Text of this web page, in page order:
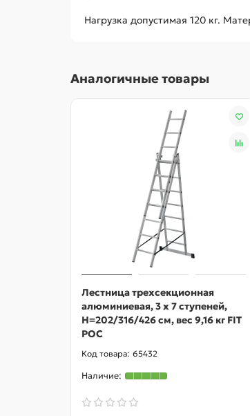
Нагрузка допустимая 120 кг.
Аналогичные товары
Лестница трехсекционная
алюминиевая, 3 х 7 ступеней,
H=202/316/426 см, вес 9,16 кг FIT
РОС
65432